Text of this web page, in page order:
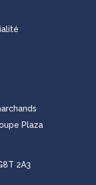
Plaza
2A3